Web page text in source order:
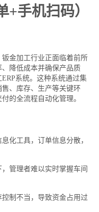
手机扫码）
金加工行业正面临着前所
降低成本并确保产品质
系统。这种系统通过集
、库存、生产等关键环
的全流程自动化管理。
工具，订单信息分散，
管理者难以实时掌握车间
制不当，导致资金占用过